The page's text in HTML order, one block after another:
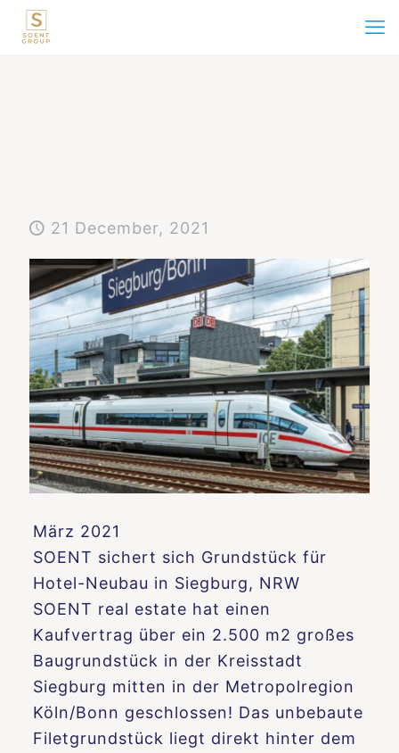
21 December, 2021
März 2021
SOENT sichert sich Grundstück für
Hotel-Neubau in Siegburg, NRW
SOENT real estate hat einen
Kaufvertrag über ein 2.500 m2 großes
Baugrundstück in der Kreisstadt
Siegburg mitten in der Metropolregion
Köln/Bonn geschlossen! Das unbebaute
Filetgrundstück liegt direkt hinter dem